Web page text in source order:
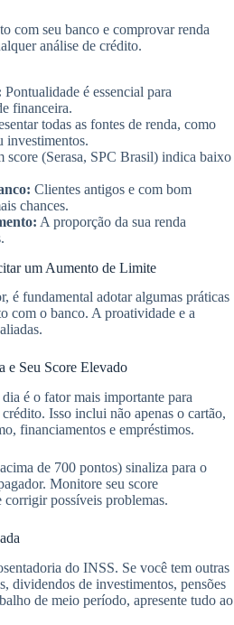
com seu banco e comprovar renda
análise de crédito.
Pontualidade é essencial para
financeira.
todas as fontes de renda, como
investimentos.
score (Serasa, SPC Brasil) indica baixo
Clientes antigos e com bom
chances.
A proporção da sua renda
um Aumento de Limite
é fundamental adotar algumas práticas
com o banco. A proatividade e a
e Seu Score Elevado
é o fator mais importante para
Isso inclui não apenas o cartão,
financiamentos e empréstimos.
de 700 pontos) sinaliza para o
Monitore seu score
possíveis problemas.
do INSS. Se você tem outras
dividendos de investimentos, pensões
de meio período, apresente tudo ao